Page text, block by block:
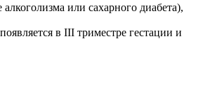
или сахарного диабета),
в III триместре гестации и